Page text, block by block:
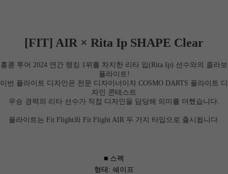
[FIT] AIR × Rita Ip SHAPE Clear
홍콩 투어 2024 연간 랭킹 1위를 차지한 리타 입(Rita Ip) 선수와의 콜라보
플라이트!
이번 플라이트 디자인은 전문 디자이너이자 COSMO DARTS 플라이트 디
자인 콘테스트
우승 경력의 리타 선수가 직접 디자인을 담당해 의미를 더했습니다.
플라이트는 Fit Flight와 Fit Flight AIR 두 가지 타입으로 출시됩니다.
■ 스펙
형태 : 쉐이프